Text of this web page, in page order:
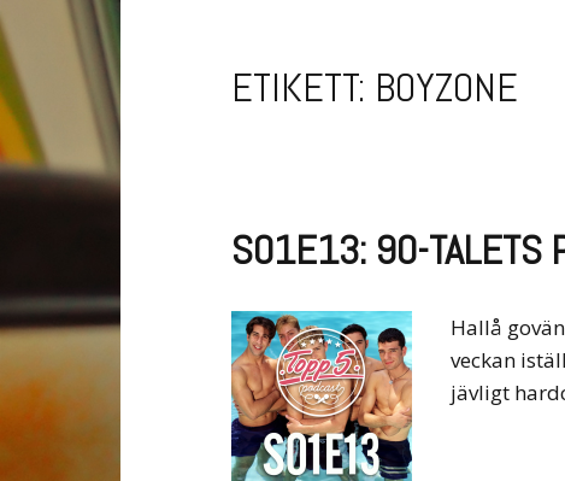
ETIKETT: BOYZONE
S01E13: 90-TALETS
Hallå
veckan
jävligt